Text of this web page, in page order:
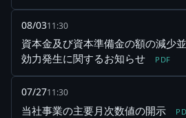
08/0311:30
資本金及び資本準備金の額の減少
効力発生に関するお知らせ
PDF
07/2711:30
当社事業の主要月次数値の開示